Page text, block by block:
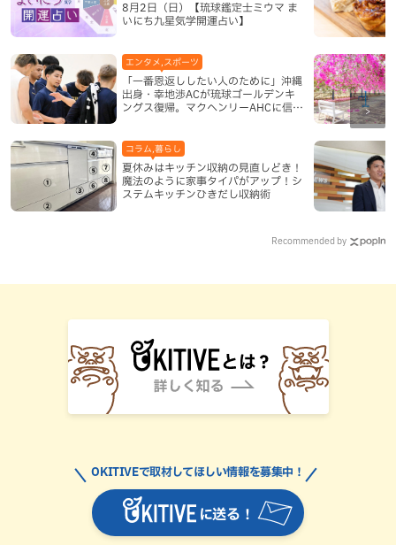
8月2日（日）【琉球鑑定士ミウマ ま
いにち九星気学開運占い】
「一番恩返ししたい人のために」沖縄
出身・幸地渉ACが琉球ゴールデンキ
ングス復帰。マクヘンリーAHCに信頼
エンタメ,スポーツ
夏休みはキッチン収納の見直しどき！
魔法のように家事タイパがアップ！シ
ステムキッチンひきだし収納術
コラム,暮らし
Recommended by
に送る！
OKITIVEで取材してほしい情報を募集中！